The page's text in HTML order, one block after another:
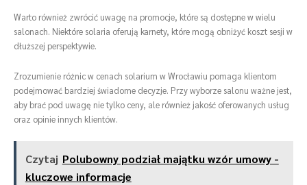
Warto również zwrócić uwagę na promocje, które są dostępne w wielu
salonach. Niektóre solaria oferują karnety, które mogą obniżyć koszt sesji w
dłuższej perspektywie.
Zrozumienie różnic w cenach solarium w Wrocławiu pomaga klientom
podejmować bardziej świadome decyzje. Przy wyborze salonu ważne jest,
aby brać pod uwagę nie tylko ceny, ale również jakość oferowanych usług
oraz opinie innych klientów.
Czytaj Polubowny podział majątku wzór umowy -
kluczowe informacje